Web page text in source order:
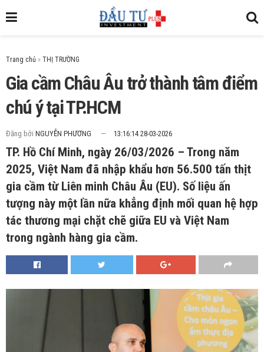
Trang chủ »
Gia cầm Châu Âu trở thành tâm điểm
chú ý tại TP.HCM
Đăng bởi NGUYỄN PHƯƠNG 13:16:14 28-03-2026
TP. Hồ Chí Minh, ngày 26/03/2026 – Trong năm
2025, Việt Nam đã nhập khẩu hơn 56.500 tấn thịt
gia cầm từ Liên minh Châu Âu (EU). Số liệu ấn
tượng này một lần nữa khẳng định mối quan hệ hợp
tác thương mại chặt chẽ giữa EU và Việt Nam
trong ngành hàng gia cầm.